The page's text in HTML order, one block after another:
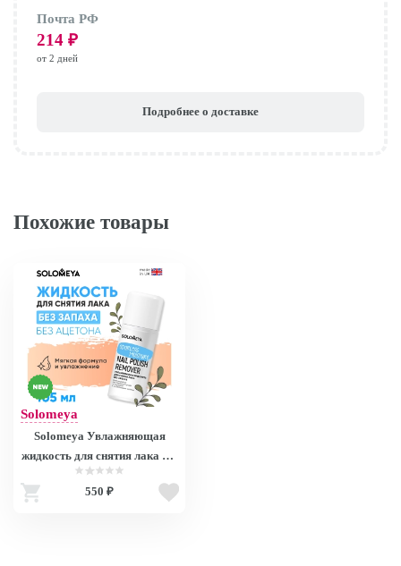
Почта РФ
214 ₽
от 2 дней
Подробнее о доставке
Похожие товары
Solomeya
Solomeya Увлажняющая
жидкость для снятия лака без
запаха / Odorless Moisture
Nail Polish Remover (105 мл)
550 ₽